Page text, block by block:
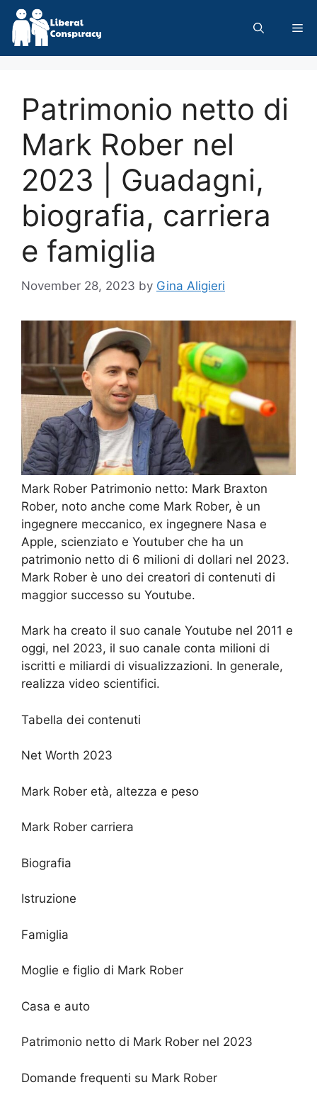
Skip
content
Patrimonio netto di
Mark Rober nel
2023 | Guadagni,
biografia, carriera
e famiglia
November 28, 2023 by Gina Aligieri
Mark Rober Patrimonio netto: Mark Braxton
Rober, noto anche come Mark Rober, è un
ingegnere meccanico, ex ingegnere Nasa e
Apple, scienziato e Youtuber che ha un
patrimonio netto di 6 milioni di dollari nel 2023.
Mark Rober è uno dei creatori di contenuti di
maggior successo su Youtube.
Mark ha creato il suo canale Youtube nel 2011 e
oggi, nel 2023, il suo canale conta milioni di
iscritti e miliardi di visualizzazioni. In generale,
realizza video scientifici.
Tabella dei contenuti
Net Worth 2023
Mark Rober età, altezza e peso
Mark Rober carriera
Biografia
Istruzione
Famiglia
Moglie e figlio di Mark Rober
Casa e auto
Patrimonio netto di Mark Rober nel 2023
Domande frequenti su Mark Rober